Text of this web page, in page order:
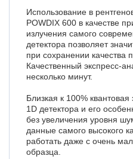
Использование в
POWDIX 600 в качестве
излучения самого
детектора позволяет
при сохранении качества
Качественный экспресс-
несколько минут.
Близкая к 100%
1D детектора и его
без увеличения уровня
данные самого высокого
работать даже с очень
образца.